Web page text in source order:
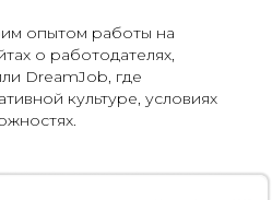
опытом работы на
о работодателях,
DreamJob, где
культуре, условиях